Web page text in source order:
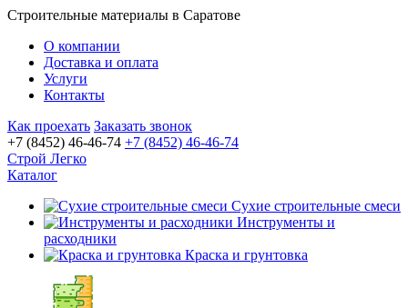
Строительные материалы в Саратове
О компании
Доставка и оплата
Услуги
Контакты
Как проехать Заказать звонок
+7 (8452) 46-46-74 +7 (8452) 46-46-74
Строй Легко
Каталог
Сухие строительные смеси
Инструменты и
расходники
Краска и грунтовка